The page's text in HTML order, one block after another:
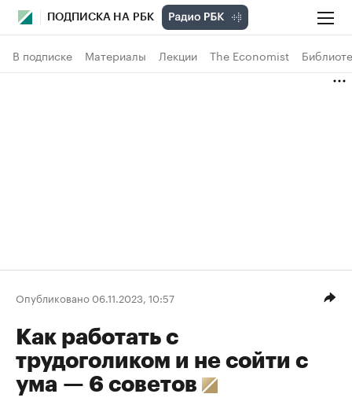
ПОДПИСКА НА РБК
В подписке Материалы Лекции The Economist
Опубликовано 06.11.2023, 10:57
Как работать с
трудоголиком и не сойти с
ума — 6 советов